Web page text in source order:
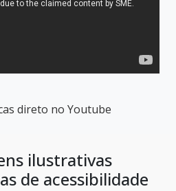
direto no Youtube
ilustrativas
de acessibilidade